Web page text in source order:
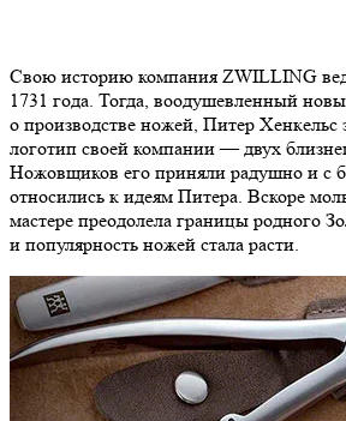
Свою историю компания ZWILLING
1731 года. Тогда, воодушевленный
о производстве ножей, Питер Хенкельс
логотип своей компании — двух
Ножовщиков его приняли радушно и с
относились к идеям Питера. Вскоре
мастере преодолела границы родного
и популярность ножей стала расти.